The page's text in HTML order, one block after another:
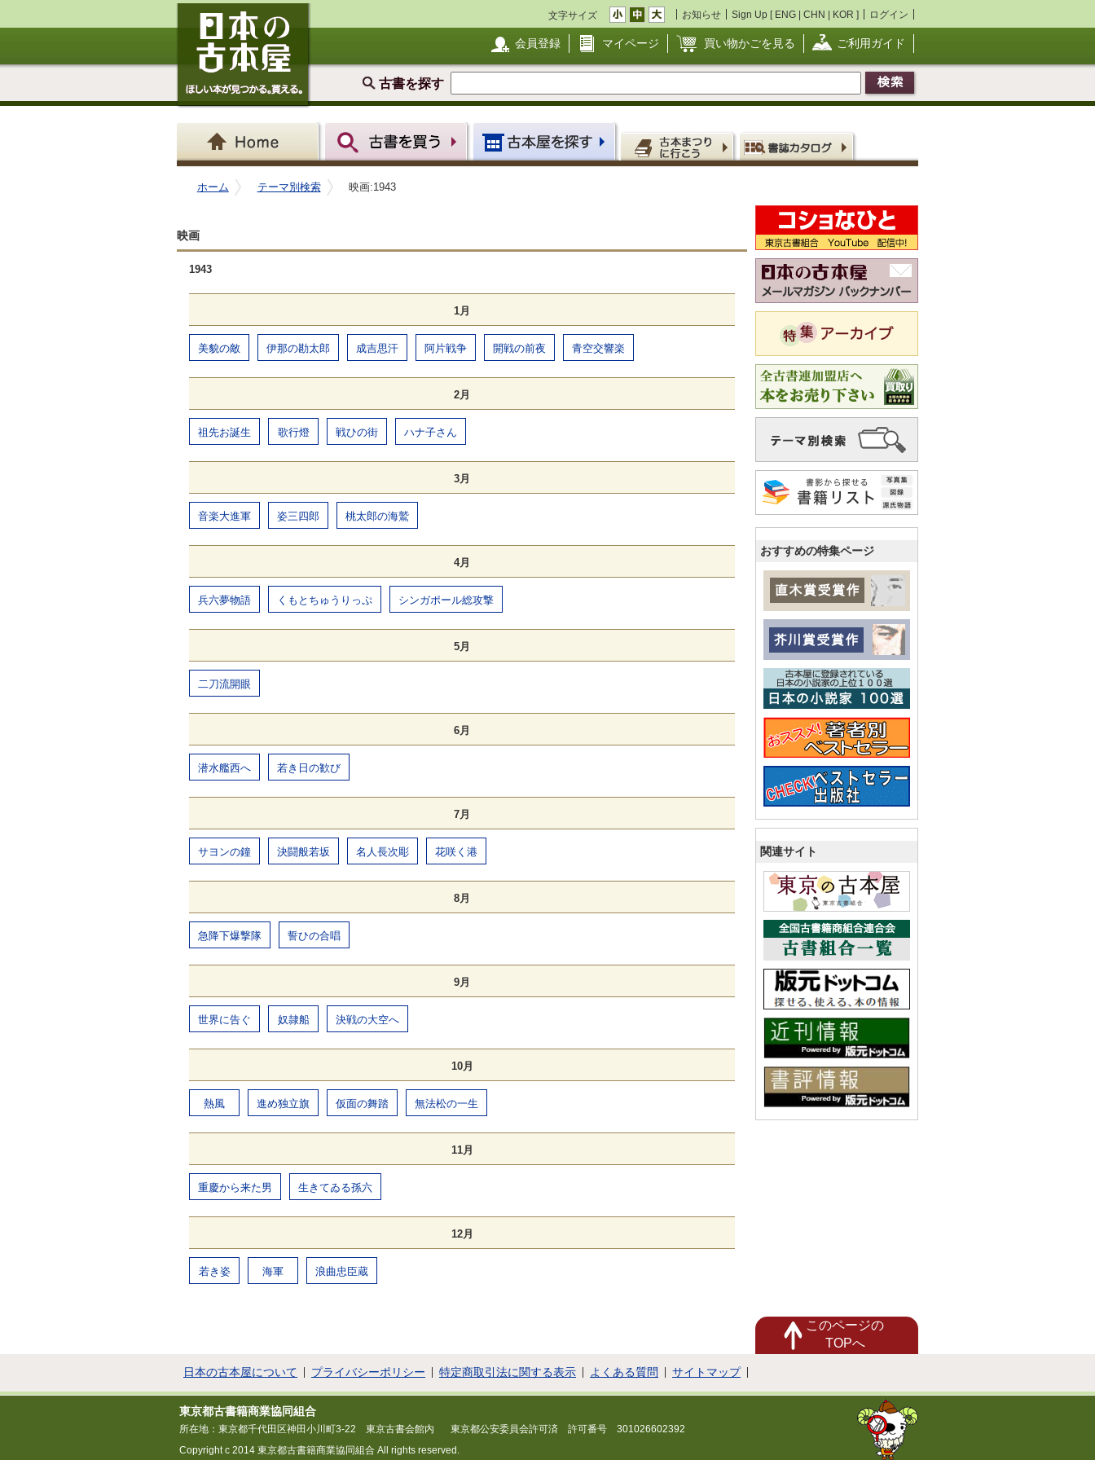
文字サイズ お知らせ Sign Up [ ENG | CHN | KOR ] ログイン
会員登録 マイページ 買い物かごを見る ご利用ガイド
古書を探す
ホーム テーマ別検索 映画:1943
映画
1943
1月
美貌の敵 伊那の勘太郎 成吉思汗 阿片戦争 開戦の前夜 青空交響楽
2月
祖先お誕生 歌行燈 戦ひの街 ハナ子さん
3月
音楽大進軍 姿三四郎 桃太郎の海鷲
4月
兵六夢物語 くもとちゅうりっぷ シンガポール総攻撃
5月
二刀流開眼
6月
潜水艦西へ 若き日の歓び
7月
サヨンの鐘 決闘般若坂 名人長次彫 花咲く港
8月
急降下爆撃隊 誓ひの合唱
9月
世界に告ぐ 奴隷船 決戦の大空へ
10月
熱風 進め独立旗 仮面の舞踏 無法松の一生
11月
重慶から来た男 生きてゐる孫六
12月
若き姿 海軍 浪曲忠臣蔵
おすすめの特集ページ
関連サイト
このページの
TOPへ
日本の古本屋について プライバシーポリシー 特定商取引法に関する表示 よくある質問 サイトマップ
東京都古書籍商業協同組合
所在地：東京都千代田区神田小川町3-22 東京古書会館内
東京都公安委員会許可済 許可番号 301026602392
Copyright c 2014 東京都古書籍商業協同組合 All rights reserved.